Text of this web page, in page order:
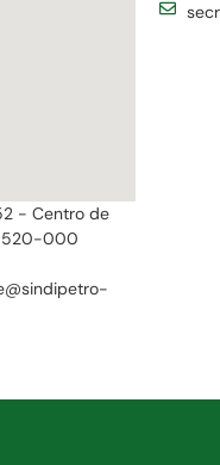
- Centro de
000